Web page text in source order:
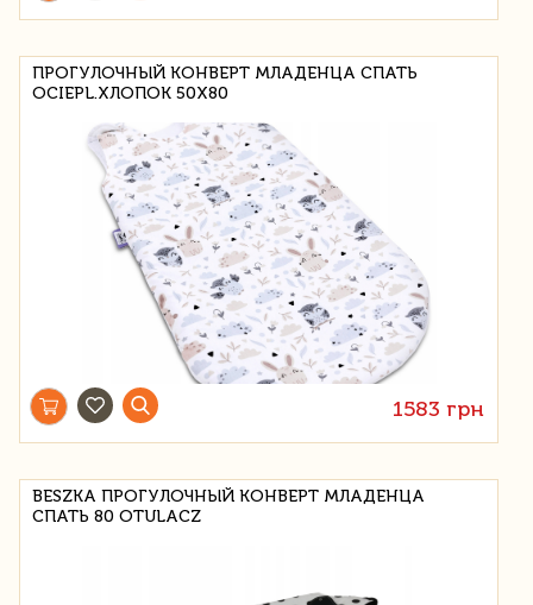
ПРОГУЛОЧНЫЙ КОНВЕРТ МЛАДЕНЦА СПАТЬ
OCIEPL.ХЛОПОК 50X80
1583 грн
BESZKA ПРОГУЛОЧНЫЙ КОНВЕРТ МЛАДЕНЦА
СПАТЬ 80 OTULACZ